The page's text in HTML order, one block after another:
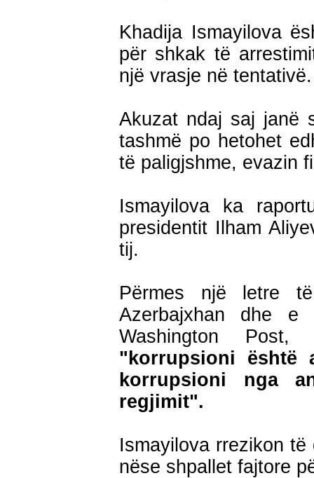
Khadija Ismayilova
për shkak të
një vrasje në tentativë.
Akuzat ndaj saj janë
tashmë po hetohet
të paligjshme, evazin
Ismayilova ka
presidentit Ilham
tij.
Përmes një letre
Azerbajxhan dhe
Washington
"korrupsioni
korrupsioni nga
regjimit".
Ismayilova rrezikon
nëse shpallet fajtore